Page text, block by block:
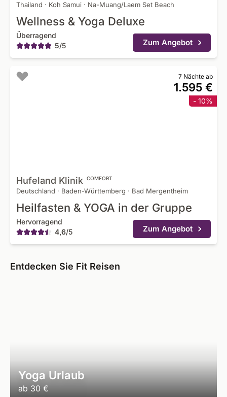
Thailand · Koh Samui · Na-Muang/Laem Set Beach
Wellness & Yoga Deluxe
Überragend
5/5 Zum Angebot
7 Nächte ab
1.595 €
- 10%
Hufeland Klinik COMFORT
Deutschland · Baden-Württemberg · Bad Mergentheim
Heilfasten & YOGA in der Gruppe
Hervorragend
4,6/5 Zum Angebot
Entdecken Sie Fit Reisen
Yoga Urlaub
ab 30 €